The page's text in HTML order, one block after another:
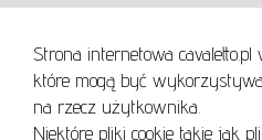
Strona internetowa
które mogą być
na rzecz użytkownika.
Niektóre pliki cookie takie jak
REGULAMIN
REGULAMIN AUKCJI